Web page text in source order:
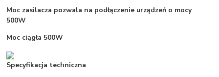
Moc zasilacza pozwala na podłączenie urządzeń o mocy
500W
Moc ciągła 500W
Specyfikacja techniczna